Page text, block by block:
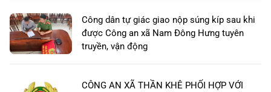
Công dân tự giác giao nộp súng kíp sau khi
được Công an xã Nam Đông Hưng tuyên
truyền, vận động
CÔNG AN XÃ THẦN KHÊ PHỐI HỢP VỚI